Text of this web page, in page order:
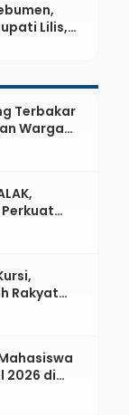
Lilis,
Terbakar
Warga
hingga
Rakyat
2026 di